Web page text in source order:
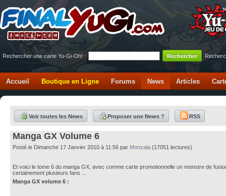
Rechercher une carte Yu-Gi-Oh! :
Accueil Boutique en Ligne Forums News Articles
Voir toutes les News Proposer une News ? RSS
Manga GX Volume 6
Posté le Dimanche 17 Janvier 2010 à 11:56 par Monzala (17051 lectures)
Et voici le tome 6 du manga GX, avec comme carte promotionnelle un monstre de
certainement plusieurs fans ...
Manga GX volume 6 :